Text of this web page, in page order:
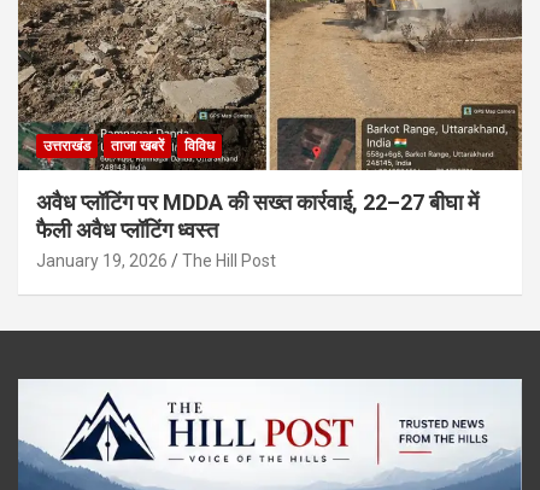
उत्तराखंड ताजा खबरें विविध
अवैध प्लॉटिंग पर MDDA की सख्त कार्रवाई, 22–27 बीघा में
फैली अवैध प्लॉटिंग ध्वस्त
January 19, 2026 The Hill Post